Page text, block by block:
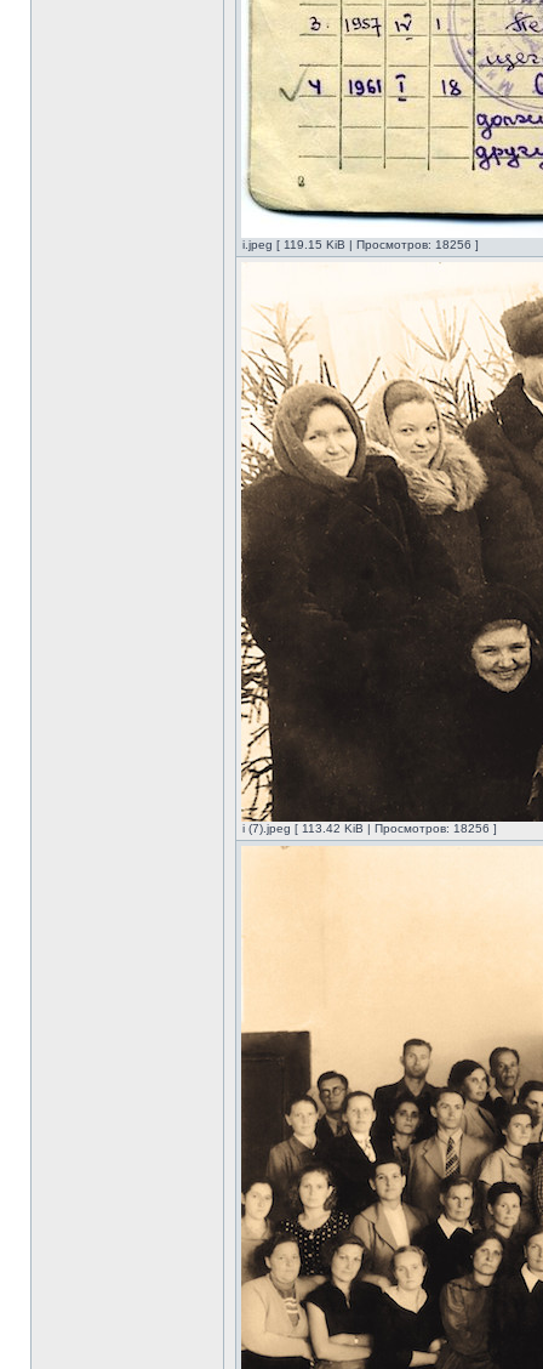
i.jpeg [ 119.15 KiB | Просмотров: 18256 ]
i (7).jpeg [ 113.42 KiB | Просмотров: 18256 ]